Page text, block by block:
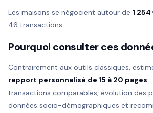
Les maisons se négocient autour de 1
46 transactions.
Pourquoi consulter ces
Contrairement aux outils classiques,
rapport personnalisé de 15 à 20 pages
transactions comparables, évolution des
données socio-démographiques et